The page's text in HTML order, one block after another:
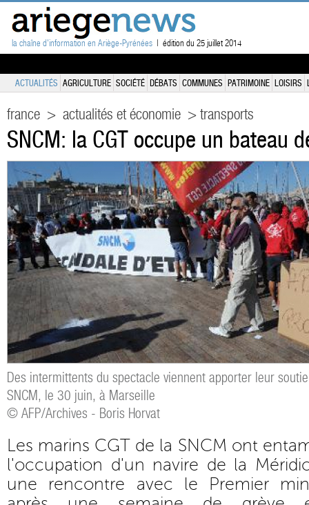
la chaîne d'information en Ariège-Pyrénées | édition du 25 juillet 2014
ACTUALITÉS AGRICULTURE SOCIÉTÉ DÉBATS COMMUNES PATRIMOINE LOISIRS
france > actualités et économie > transports
SNCM: la CGT occupe un bateau
Des intermittents du spectacle viennent apporter leur
SNCM, le 30 juin, à Marseille
© AFP/Archives - Boris Horvat
Les marins CGT de la SNCM ont
l'occupation d'un navire de la
une rencontre avec le Premier